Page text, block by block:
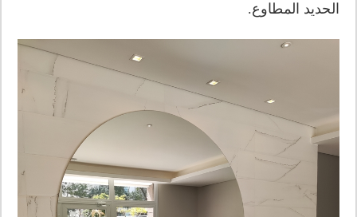
الحديد المطاوع.